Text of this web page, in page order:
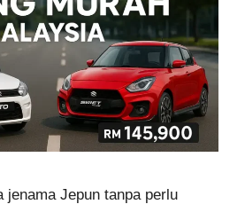
jenama Jepun tanpa perlu